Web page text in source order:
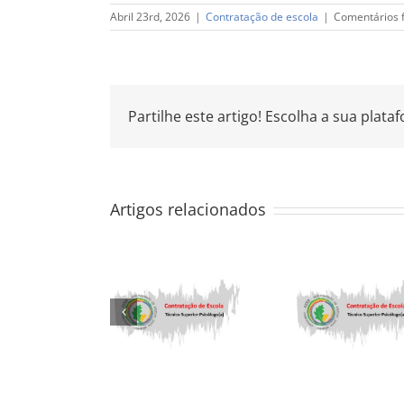
Abril 23rd, 2026 | Contratação de escola | Comentários
Partilhe este artigo! Escolha a sua
Artigos relacionados
Contratação de
Escola – Técnico
superior